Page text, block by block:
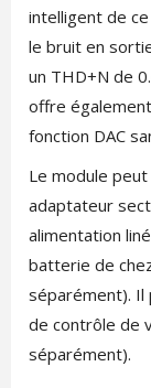
intelligent de
le bruit en
un THD+N de
offre
fonction DAC
Le module
adaptateur
alimentation
batterie de
séparément). Il
de contrôle de
séparément).